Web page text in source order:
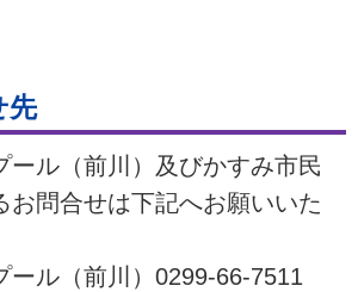
先
ール（前川）及びかすみ市民
お問合せは下記へお願いいた
ル（前川） 0299-66-7511